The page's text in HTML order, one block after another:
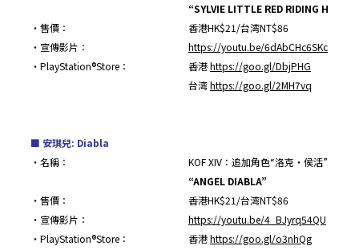
“SYLVIE LITTLE RED RIDING HOOD”
・售價：
香港HK$21/台湾NT$86
・宣傳影片：
https://youtu.be/6dAbCHc6SKc
・PlayStation®Store：
香港https://goo.gl/DbjPHG
台湾https://goo.gl/2MH7vq
■ 安琪兒: Diabla
・名稱：
KOF XIV：追加角色“洛克・侯活”
“ANGEL DIABLA”
・售價：
香港HK$21/台湾NT$86
・宣傳影片：
https://youtu.be/4_BJyrq54QU
・PlayStation®Store：
香港https://goo.gl/o3nhQg